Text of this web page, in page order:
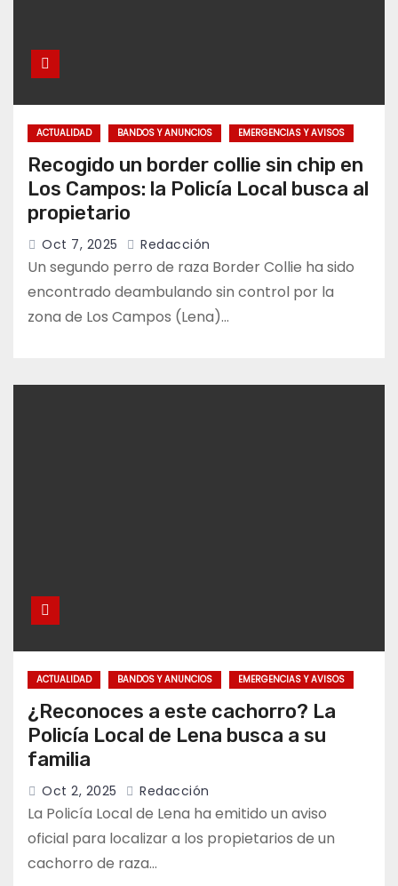
ACTUALIDAD BANDOS Y ANUNCIOS EMERGENCIAS Y AVISOS
Recogido un border collie sin chip en
Los Campos: la Policía Local busca al
propietario
Oct 7, 2025 Redacción
Un segundo perro de raza Border Collie ha sido
encontrado deambulando sin control por la
zona de Los Campos (Lena)…
ACTUALIDAD BANDOS Y ANUNCIOS EMERGENCIAS Y AVISOS
¿Reconoces a este cachorro? La
Policía Local de Lena busca a su
familia
Oct 2, 2025 Redacción
La Policía Local de Lena ha emitido un aviso
oficial para localizar a los propietarios de un
cachorro de raza…